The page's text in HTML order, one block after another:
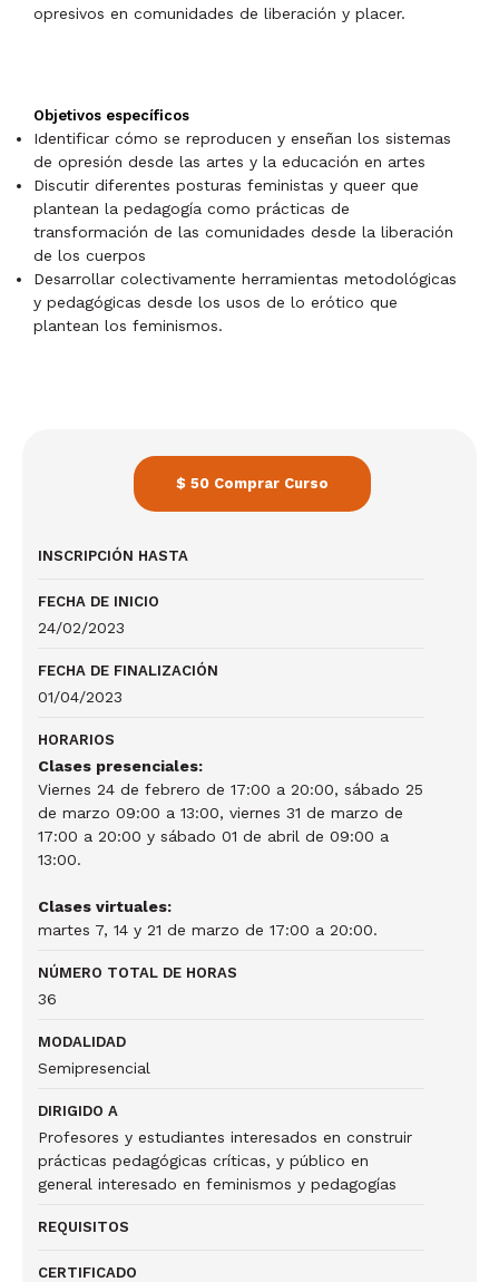
opresivos en comunidades de liberación y placer.
Objetivos específicos
Identificar cómo se reproducen y enseñan los sistemas
de opresión desde las artes y la educación en artes
Discutir diferentes posturas feministas y queer que
plantean la pedagogía como prácticas de
transformación de las comunidades desde la liberación
de los cuerpos
Desarrollar colectivamente herramientas metodológicas
y pedagógicas desde los usos de lo erótico que
plantean los feminismos.
$ 50 Comprar Curso
INSCRIPCIÓN HASTA
FECHA DE INICIO
24/02/2023
FECHA DE FINALIZACIÓN
01/04/2023
HORARIOS
Clases presenciales:
Viernes 24 de febrero de 17:00 a 20:00, sábado 25
de marzo 09:00 a 13:00, viernes 31 de marzo de
17:00 a 20:00 y sábado 01 de abril de 09:00 a
13:00.
Clases virtuales:
martes 7, 14 y 21 de marzo de 17:00 a 20:00.
NÚMERO TOTAL DE HORAS
36
MODALIDAD
Semipresencial
DIRIGIDO A
Profesores y estudiantes interesados en construir
prácticas pedagógicas críticas, y público en
general interesado en feminismos y pedagogías
REQUISITOS
CERTIFICADO